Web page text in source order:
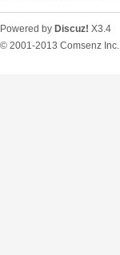
Powered by Discuz! X3.4
© 2001-2013 Comsenz Inc.